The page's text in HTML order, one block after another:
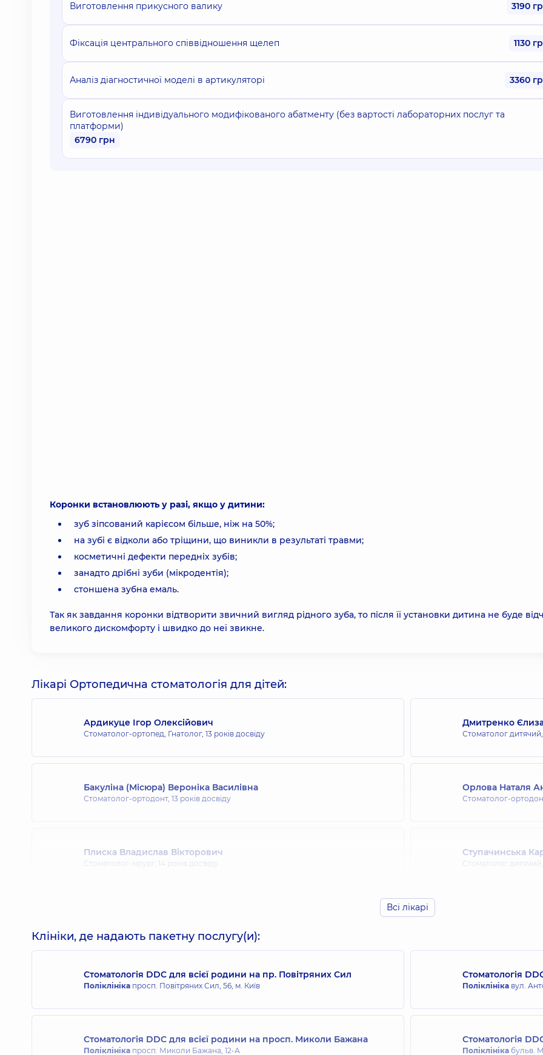
Виготовлення прикусного валику 3190
Фіксація центрального співвідношення щелеп 1130
Аналіз діагностичної моделі в артикуляторі 3360
Виготовлення індивідуального модифікованого абатменту (без вартості лабораторних послуг та
платформи)
6790 грн
Коронки встановлюють у разі, якщо у дитини:
зуб зіпсований карієсом більше, ніж на 50%;
на зубі є відколи або тріщини, що виникли в результаті травми;
косметичні дефекти передніх зубів;
занадто дрібні зуби (мікродентія);
стоншена зубна емаль.
Так як завдання коронки відтворити звичний вигляд рідного зуба, то після її установки дитина не буде
великого дискомфорту і швидко до неї звикне.
Лікарі Ортопедична стоматологія для дітей:
Ардикуце Ігор Олексійович
Стоматолог-ортопед, Гнатолог, 13 років досвіду
Дмитренко
Стоматолог дитячий,
Бакуліна (Місюра) Вероніка Василівна
Стоматолог-ортодонт, 13 років досвіду
Орлова Наталя
Стоматолог-
Плиска Владислав Вікторович
Стоматолог-хірург, 14 років досвіду
Ступачинська
Стоматолог дитячий,
Охріменко Олександр Іванович
Стоматолог-терапевт, 13 років досвіду
Нікіфоров
Стоматолог дитячий,
Гергель Ірина Михайлівна Шиян Аліна
Всі лікарі
Клініки, де надають пакетну послугу(и):
Стоматологія DDC для всієї родини на пр. Повітряних Сил
Поліклініка просп. Повітряних Сил, 56, м. Київ
Стоматологія
Поліклініка вул.
Стоматологія DDC для всієї родини на просп. Миколи Бажана
Поліклініка просп. Миколи Бажана, 12-А
Стоматологія
Поліклініка бульв.